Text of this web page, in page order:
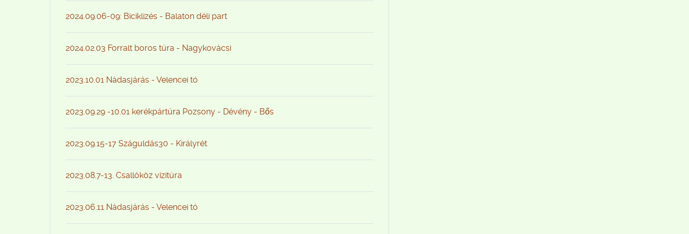
2024.09.06-09: Biciklizés - Balaton déli part
2024.02.03 Forralt boros túra - Nagykovácsi
2023.10.01 Nádasjárás - Velencei tó
2023.09.29 -10.01 kerékpártúra Pozsony - Dévény - Bős
2023.09.15-17 Száguldás30 - Királyrét
2023.08.7-13. Csallóköz vízitúra
2023.06.11 Nádasjárás - Velencei tó